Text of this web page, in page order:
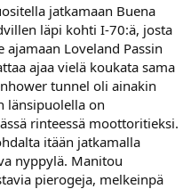
jatkamaan Buena
läpi kohti I-70:ä, josta
Loveland Passin
ajaa vielä koukata sama
tunnel oli ainakin
länsipuolella on
rinteessä moottoritieksi.
itään jatkamalla
nyppylä. Manitou
pierogeja, melkeinpä